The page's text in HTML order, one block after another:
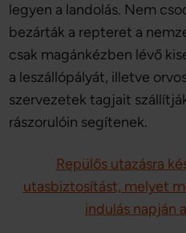
legyen a landolás. Nem
bezárták a repteret a
csak magánkézben lévő
a leszállópályát, illetve
szervezetek tagjait
rászorulóin segítenek.
Repülős utazásra
utasbiztosítást, melyet
indulás napján